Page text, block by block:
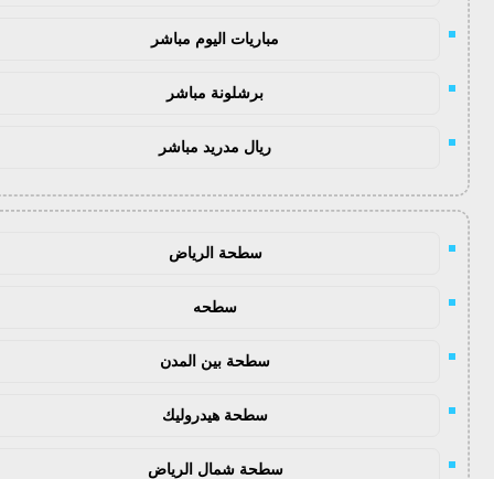
مباريات اليوم مباشر
برشلونة مباشر
ريال مدريد مباشر
سطحة الرياض
سطحه
سطحة بين المدن
سطحة هيدروليك
سطحة شمال الرياض